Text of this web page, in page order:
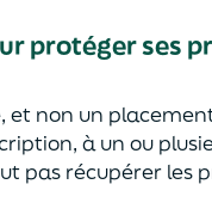
protéger ses
, et non un
à un ou
pas récupérer les